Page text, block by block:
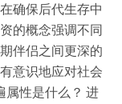
确保后代生存中
的概念强调不同
伴侣之间更深的
意识地应对社会
属性是什么？ 进